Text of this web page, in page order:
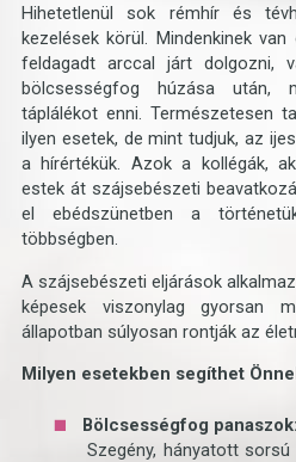
Hihetetlenül sok rémhír és
kezelések körül. Mindenkinek
feldagadt arccal járt
bölcsességfog húzása
táplálékot enni. Természetesen
ilyen esetek, de mint tudjuk, az
a hírértékük. Azok a kollégák,
estek át szájsebészeti
el ebédszünetben a
többségben.
A szájsebészeti eljárások
képesek viszonylag gyorsan
állapotban súlyosan rontják az
Milyen esetekben segíthet
Bölcsességfog panaszok:
Szegény, hányatott